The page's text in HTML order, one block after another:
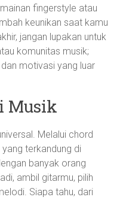
fingerstyle atau
keunikan saat kamu
jangan lupakan untuk
komunitas musik;
motivasi yang luar
Musik
Melalui chord
terkandung di
banyak orang
ambil gitarmu, pilih
Siapa tahu, dari